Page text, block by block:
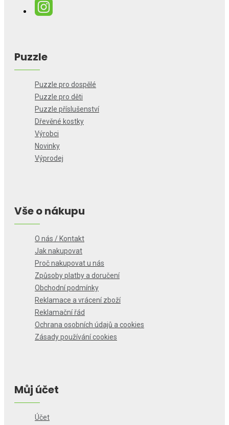
Puzzle
Puzzle pro dospělé
Puzzle pro děti
Puzzle příslušenství
Dřevěné kostky
Výrobci
Novinky
Výprodej
Vše o nákupu
O nás / Kontakt
Jak nakupovat
Proč nakupovat u nás
Způsoby platby a doručení
Obchodní podmínky
Reklamace a vrácení zboží
Reklamační řád
Ochrana osobních údajů a cookies
Zásady používání cookies
Můj účet
Účet